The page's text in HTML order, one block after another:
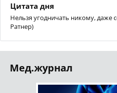
Цитата дня
Нельзя угодничать никому, даже
Ратнер)
Мед.журнал